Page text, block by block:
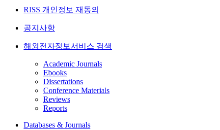
RISS 개인정보 재동의
공지사항
해외전자정보서비스 검색
Academic Journals
Ebooks
Dissertations
Conference Materials
Reviews
Reports
Databases & Journals